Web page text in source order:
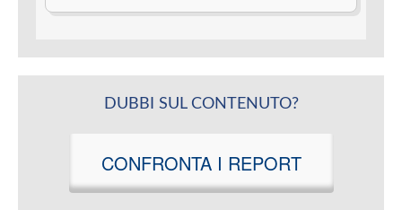
DUBBI SUL CONTENUTO?
CONFRONTA I REPORT